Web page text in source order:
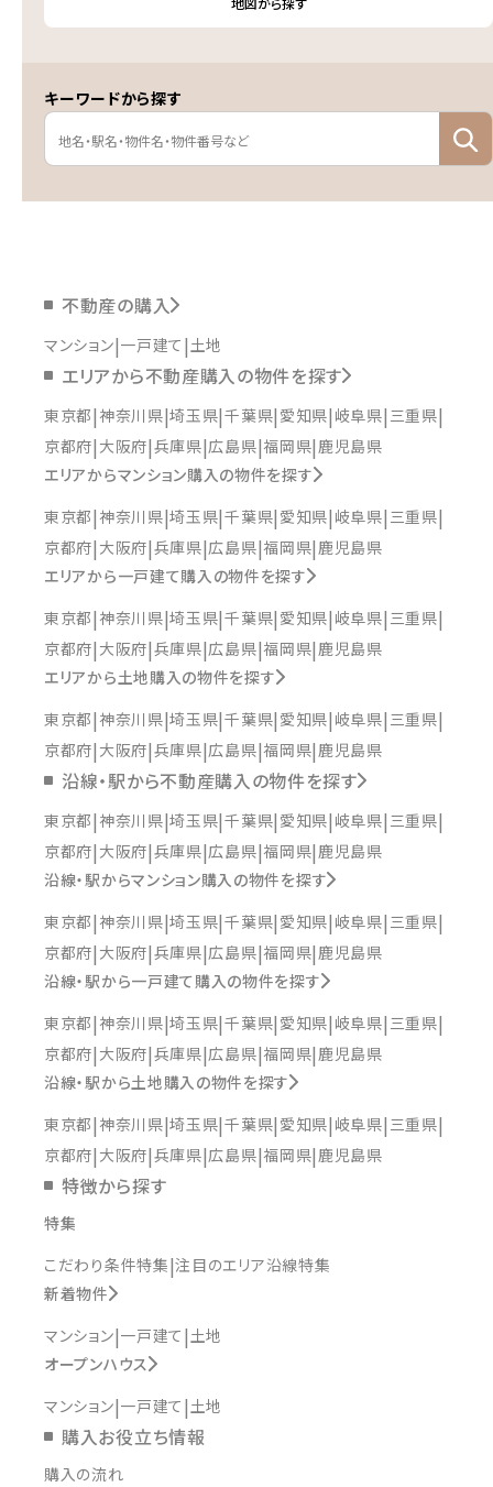
キーワードから探す
不動産の購入
マンション 一戸建て 土地
エリアから不動産購入の物件を探す
東京都 神奈川県 埼玉県 千葉県 愛知県 岐阜県 三重県
京都府 大阪府 兵庫県 広島県 福岡県 鹿児島県
エリアからマンション購入の物件を探す
東京都 神奈川県 埼玉県 千葉県 愛知県 岐阜県 三重県
京都府 大阪府 兵庫県 広島県 福岡県 鹿児島県
エリアから一戸建て購入の物件を探す
東京都 神奈川県 埼玉県 千葉県 愛知県 岐阜県 三重県
京都府 大阪府 兵庫県 広島県 福岡県 鹿児島県
エリアから土地購入の物件を探す
東京都 神奈川県 埼玉県 千葉県 愛知県 岐阜県 三重県
京都府 大阪府 兵庫県 広島県 福岡県 鹿児島県
沿線・駅から不動産購入の物件を探す
東京都 神奈川県 埼玉県 千葉県 愛知県 岐阜県 三重県
京都府 大阪府 兵庫県 広島県 福岡県 鹿児島県
沿線・駅からマンション購入の物件を探す
東京都 神奈川県 埼玉県 千葉県 愛知県 岐阜県 三重県
京都府 大阪府 兵庫県 広島県 福岡県 鹿児島県
沿線・駅から一戸建て購入の物件を探す
東京都 神奈川県 埼玉県 千葉県 愛知県 岐阜県 三重県
京都府 大阪府 兵庫県 広島県 福岡県 鹿児島県
沿線・駅から土地購入の物件を探す
東京都 神奈川県 埼玉県 千葉県 愛知県 岐阜県 三重県
京都府 大阪府 兵庫県 広島県 福岡県 鹿児島県
特徴から探す
特集
こだわり条件特集 注目のエリア沿線特集
新着物件
マンション 一戸建て 土地
オープンハウス
マンション 一戸建て 土地
購入お役立ち情報
購入の流れ